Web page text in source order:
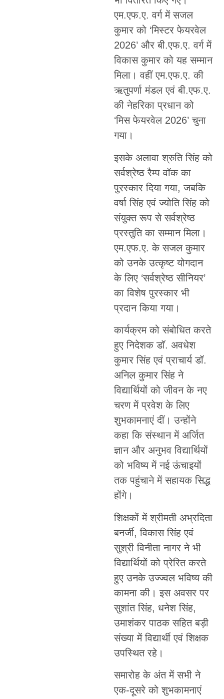
एम.एफ.ए. वर्ग में सजल
कुमार को ‘मिस्टर फेयरवेल
2026’ और बी.एफ.ए. वर्ग में
विकास कुमार को यह सम्मान
मिला। वहीं एम.एफ.ए. की
ऋतुपर्णा मंडल एवं बी.एफ.ए.
की नेहरिका प्रधान को
‘मिस फेयरवेल 2026’ चुना
गया।
इसके अलावा श्रुति सिंह को
सर्वश्रेष्ठ रैम्प वॉक का
पुरस्कार दिया गया, जबकि
वर्षा सिंह एवं ज्योति सिंह को
संयुक्त रूप से सर्वश्रेष्ठ
प्रस्तुति का सम्मान मिला।
एम.एफ.ए. के सजल कुमार
को उनके उत्कृष्ट योगदान
के लिए ‘सर्वश्रेष्ठ सीनियर’
का विशेष पुरस्कार भी
प्रदान किया गया।
कार्यक्रम को संबोधित करते
हुए निदेशक डॉ. अवधेश
कुमार सिंह एवं प्राचार्य डॉ.
अनिल कुमार सिंह ने
विद्यार्थियों को जीवन के नए
चरण में प्रवेश के लिए
शुभकामनाएं दीं। उन्होंने
कहा कि संस्थान में अर्जित
ज्ञान और अनुभव विद्यार्थियों
को भविष्य में नई ऊंचाइयों
तक पहुंचाने में सहायक सिद्ध
होंगे।
शिक्षकों में श्रीमती अभ्रदिता
बनर्जी, विकास सिंह एवं
सुश्री विनीता नागर ने भी
विद्यार्थियों को प्रेरित करते
हुए उनके उज्ज्वल भविष्य की
कामना की। इस अवसर पर
सुशांत सिंह, धनेश सिंह,
उमाशंकर पाठक सहित बड़ी
संख्या में विद्यार्थी एवं शिक्षक
उपस्थित रहे।
समारोह के अंत में सभी ने
एक-दूसरे को शुभकामनाएं